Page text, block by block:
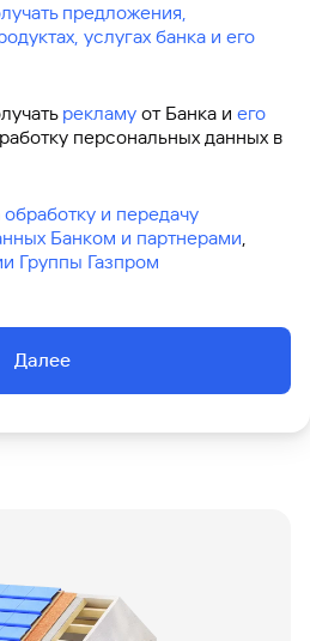
предложения,
услугах банка и его
рекламу от Банка и его
персональных данных в
обработку и передачу
Банком и партнерами,
Группы Газпром
Далее